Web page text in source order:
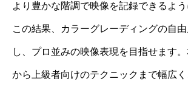
より豊かな階調で映像を記録できるよう
この結果、カラーグレーディングの自
し、プロ並みの映像表現を目指せます
から上級者向けのテクニックまで幅広く